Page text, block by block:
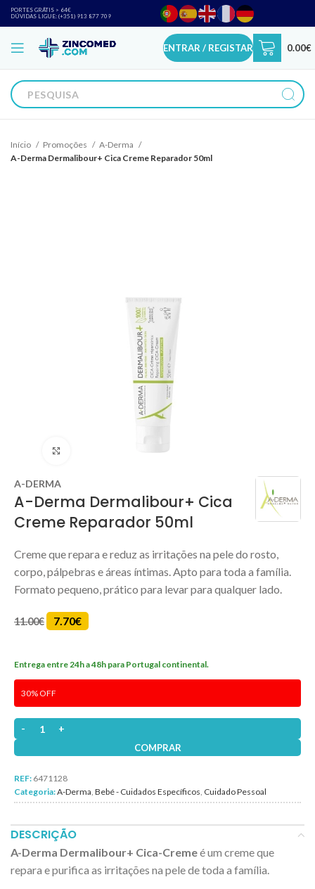
PORTES GRÁTIS > 64€
DÚVIDAS LIGUE: (+351) 913 877 709
ENTRAR / REGISTAR 0.00€
Início Promoções
A-Derma
A-Derma Dermalibour+ Cica Creme Reparador 50ml
Clique para ampliar
A-DERMA
A-Derma Dermalibour+ Cica
Creme Reparador 50ml
Creme que repara e reduz as irritações na pele do rosto,
corpo, pálpebras e áreas íntimas. Apto para toda a família.
Formato pequeno, prático para levar para qualquer lado.
11.00€ 7.70€
Entrega entre 24h a 48h para Portugal continental.
30% OFF
Quantidade de A-Derma Dermalibour+ Cica Creme Reparador 50ml
COMPRAR
REF: 6471128
Categoria:A-Derma, Bebé - Cuidados Específicos, Cuidado Pessoal
DESCRIÇÃO
A-Derma Dermalibour+ Cica-Cremeé um creme que
repara e purifica as irritações na pele de toda a família.